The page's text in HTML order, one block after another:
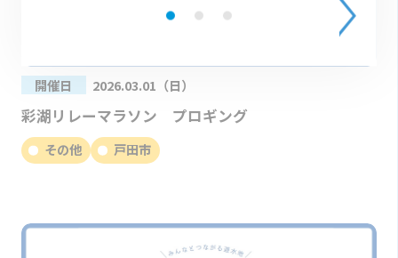
開催日 2026.03.01（日）
彩湖リレーマラソン プロギング
その他 戸田市